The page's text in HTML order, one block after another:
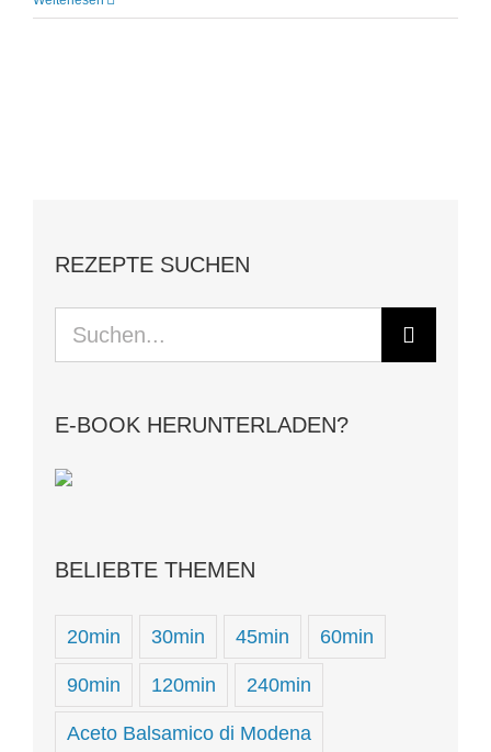
REZEPTE SUCHEN
Suche
nach:
E-BOOK HERUNTERLADEN?
BELIEBTE THEMEN
20min 30min 45min 60min
90min 120min 240min
Aceto Balsamico di Modena